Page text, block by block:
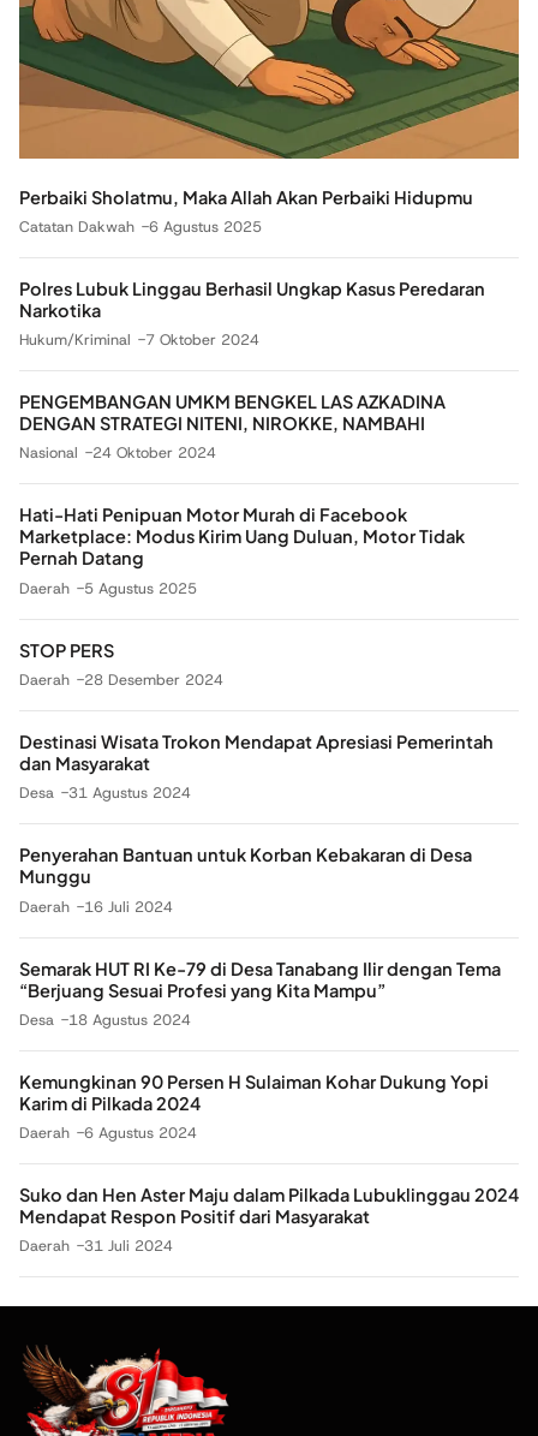
Perbaiki Sholatmu, Maka Allah Akan Perbaiki Hidupmu
Catatan Dakwah 6 Agustus 2025
Polres Lubuk Linggau Berhasil Ungkap Kasus Peredaran
Narkotika
Hukum/Kriminal 7 Oktober 2024
PENGEMBANGAN UMKM BENGKEL LAS AZKADINA
DENGAN STRATEGI NITENI, NIROKKE, NAMBAHI
Nasional 24 Oktober 2024
Hati-Hati Penipuan Motor Murah di Facebook
Marketplace: Modus Kirim Uang Duluan, Motor Tidak
Pernah Datang
Daerah 5 Agustus 2025
STOP PERS
Daerah 28 Desember 2024
Destinasi Wisata Trokon Mendapat Apresiasi Pemerintah
dan Masyarakat
Desa 31 Agustus 2024
Penyerahan Bantuan untuk Korban Kebakaran di Desa
Munggu
Daerah 16 Juli 2024
Semarak HUT RI Ke-79 di Desa Tanabang Ilir dengan Tema
“Berjuang Sesuai Profesi yang Kita Mampu”
Desa 18 Agustus 2024
Kemungkinan 90 Persen H Sulaiman Kohar Dukung Yopi
Karim di Pilkada 2024
Daerah 6 Agustus 2024
Suko dan Hen Aster Maju dalam Pilkada Lubuklinggau 2024
Mendapat Respon Positif dari Masyarakat
Daerah 31 Juli 2024